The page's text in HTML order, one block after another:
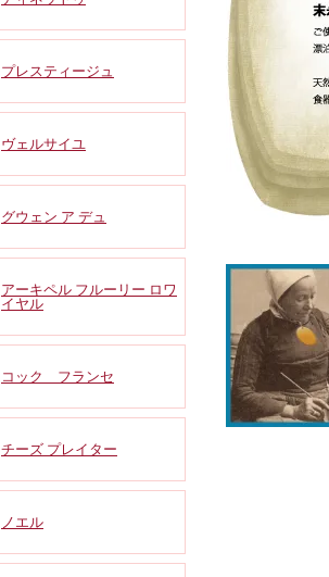
プレスティージュ
ヴェルサイユ
グウェン ア デュ
アーキペル フルーリー ロワ
イヤル
コック フランセ
チーズ プレイター
ノエル